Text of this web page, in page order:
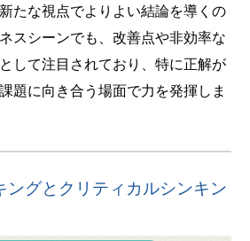
たな視点でよりよい結論を導くの
スシーンでも、改善点や非効率な
して注目されており、特に正解が
題に向き合う場面で力を発揮しま
ングとクリティカルシンキン